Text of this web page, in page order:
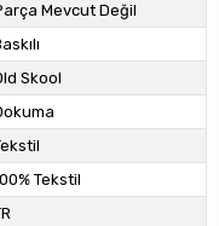
Mevcut Değil
Skool
Tekstil